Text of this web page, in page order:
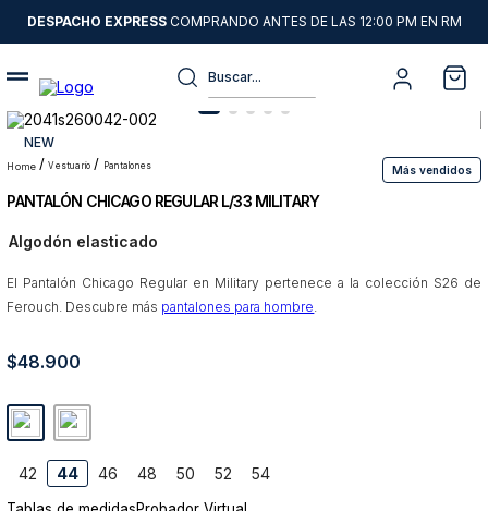
DESPACHO EXPRESSCOMPRANDO ANTES DE LAS 12:00 PM EN RM
Buscar...
NEW
vestuario pantalones Más vendidos
PANTALÓN CHICAGO REGULAR L/33 MILITARY
Algodón elasticado
El Pantalón Chicago Regular en Military pertenece a la colección S26 de
Ferouch. Descubre más pantalones para hombre.
$48.900
42 44 46 48 50 52 54
Términos más buscados
1.
sweater
2.
chaquetas
3.
camisas
4.
pantalon
6.
chaqueta cuero
8.
blazer
9.
poleron